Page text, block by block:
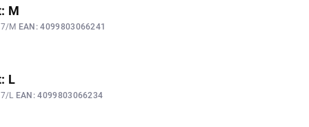
M
M EAN: 4099803066241
L
L EAN: 4099803066234